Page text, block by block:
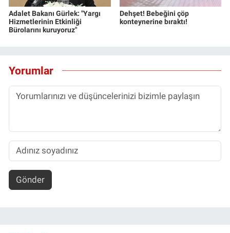
Adalet Bakanı Gürlek: "Yargı
Hizmetlerinin Etkinliği
Bürolarını kuruyoruz"
Dehşet! Bebeğini çöp
konteynerine bıraktı!
Yorumlar
Gönder